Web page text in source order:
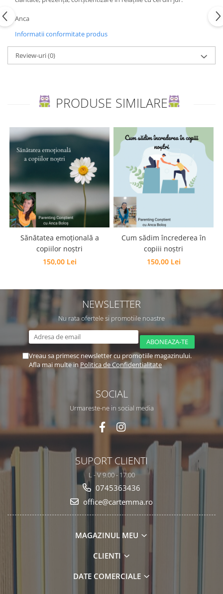
Editura Gama
Editura Litera
Editura Nomina
Editura Portocala Albastră
Editura Scriptum
Editura Sophia
Editura Usborne
Editura Vellant
Editura Verba
Anca
Informatii conformitate produs
Review-uri(0)
PRODUSE SIMILARE
Sănătatea emoțională a
copiilor noștri
150,00 Lei
Cum sădim încrederea în
copiii noștri
150,00 Lei
NEWSLETTER
Nu rata ofertele si promotiile noastre
Vreau sa primesc newsletter cu promotiile magazinului.
Afla mai multe in Politica de Confidentialitate
SOCIAL
Urmareste-ne in social media
SUPORT CLIENTI
L - V 9.00 - 17.00
0745363436
office@cartemma.ro
MAGAZINUL MEU
CLIENTI
DATE COMERCIALE